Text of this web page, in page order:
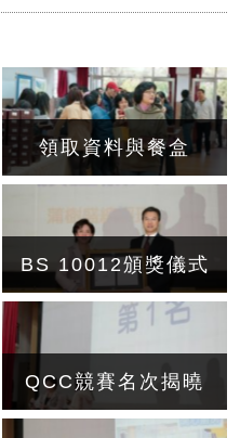
領取資料與餐盒
BS 10012頒獎儀式
QCC競賽名次揭曉